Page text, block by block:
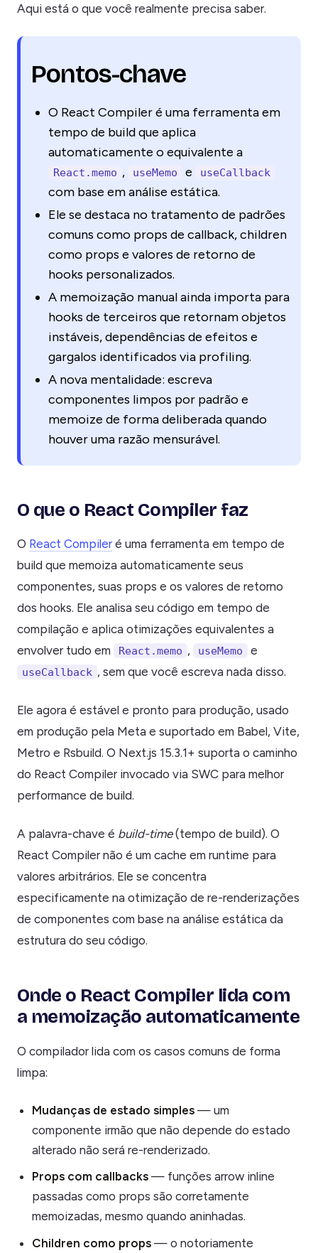
Aqui está o que você realmente precisa saber.
Pontos-chave
O React Compiler é uma ferramenta em
tempo de build que aplica
automaticamente o equivalente a
React.memo , useMemo e useCallback
com base em análise estática.
Ele se destaca no tratamento de padrões
comuns como props de callback, children
como props e valores de retorno de
hooks personalizados.
A memoização manual ainda importa para
hooks de terceiros que retornam objetos
instáveis, dependências de efeitos e
gargalos identificados via profiling.
A nova mentalidade: escreva
componentes limpos por padrão e
memoize de forma deliberada quando
houver uma razão mensurável.
O que o React Compiler faz
O React Compiler é uma ferramenta em tempo de
build que memoiza automaticamente seus
componentes, suas props e os valores de retorno
dos hooks. Ele analisa seu código em tempo de
compilação e aplica otimizações equivalentes a
envolver tudo em
React.memo , useMemo e
useCallback , sem que você escreva nada disso.
Ele agora é estável e pronto para produção, usado
em produção pela Meta e suportado em Babel, Vite,
Metro e Rsbuild. O Next.js 15.3.1+ suporta o caminho
do React Compiler invocado via SWC para melhor
performance de build.
A palavra-chave é build-time(tempo de build). O
React Compiler não é um cache em runtime para
valores arbitrários. Ele se concentra
especificamente na otimização de re-renderizações
de componentes com base na análise estática da
estrutura do seu código.
Onde o React Compiler lida com
a memoização automaticamente
O compilador lida com os casos comuns de forma
limpa:
Mudanças de estado simples— um
componente irmão que não depende do estado
alterado não será re-renderizado.
Props com callbacks— funções arrow inline
passadas como props são corretamente
memoizadas, mesmo quando aninhadas.
Children como props— o notoriamente